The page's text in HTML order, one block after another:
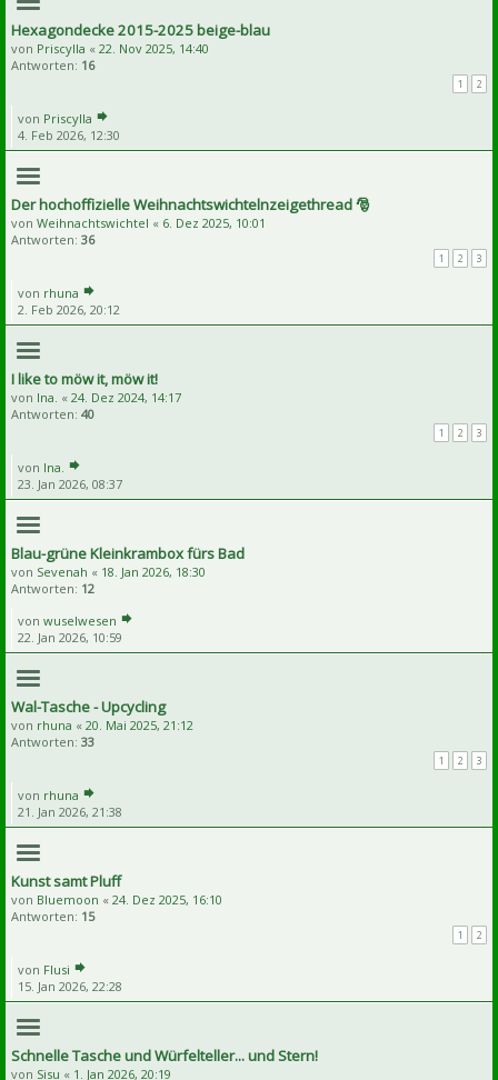
Hexagondecke 2015-2025 beige-blau
von Priscylla « 22. Nov 2025, 14:40
Antworten: 16
1 2
von Priscylla
4. Feb 2026, 12:30
Der hochoffizielle Weihnachtswichtelnzeigethread 🎅
von Weihnachtswichtel « 6. Dez 2025, 10:01
Antworten: 36
1 2 3
von rhuna
2. Feb 2026, 20:12
I like to möw it, möw it!
von Ina. « 24. Dez 2024, 14:17
Antworten: 40
1 2 3
von Ina.
23. Jan 2026, 08:37
Blau-grüne Kleinkrambox fürs Bad
von Sevenah « 18. Jan 2026, 18:30
Antworten: 12
von wuselwesen
22. Jan 2026, 10:59
Wal-Tasche - Upcycling
von rhuna « 20. Mai 2025, 21:12
Antworten: 33
1 2 3
von rhuna
21. Jan 2026, 21:38
Kunst samt Pluff
von Bluemoon « 24. Dez 2025, 16:10
Antworten: 15
1 2
von Flusi
15. Jan 2026, 22:28
Schnelle Tasche und Würfelteller... und Stern!
von Sisu « 1. Jan 2026, 20:19